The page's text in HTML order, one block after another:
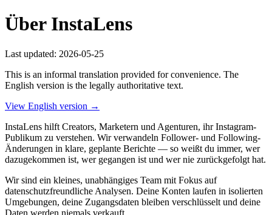
Über InstaLens
Last updated: 2026-05-25
This is an informal translation provided for convenience. The
English version is the legally authoritative text.
View English version →
InstaLens hilft Creators, Marketern und Agenturen, ihr Instagram-
Publikum zu verstehen. Wir verwandeln Follower- und Following-
Änderungen in klare, geplante Berichte — so weißt du immer, wer
dazugekommen ist, wer gegangen ist und wer nie zurückgefolgt hat.
Wir sind ein kleines, unabhängiges Team mit Fokus auf
datenschutzfreundliche Analysen. Deine Konten laufen in isolierten
Umgebungen, deine Zugangsdaten bleiben verschlüsselt und deine
Daten werden niemals verkauft.